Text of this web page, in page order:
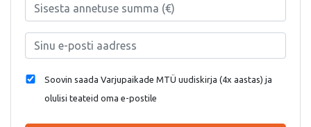
Soovin saada Varjupaikade MTÜ uudiskirja (4x aastas) ja
olulisi teateid oma e-postile